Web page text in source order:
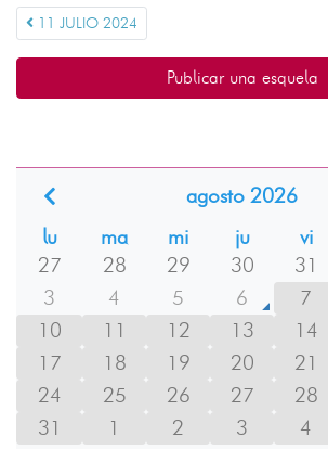
11 JULIO 2024
Publicar una esquela
agosto 2026
lu
ma mi ju vi
27
28 29 30 31
3
4 5 6 7
10
11 12 13 14
17
18 19 20 21
24
25 26 27 28
31
1 2 3 4